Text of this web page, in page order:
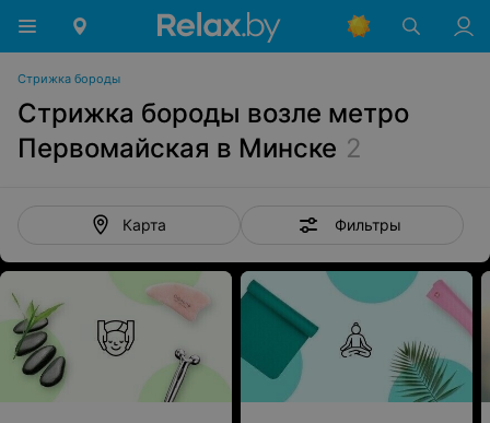
Стрижка бороды
Стрижка бороды возле метро
Первомайская в Минске 2
Карта Фильтры